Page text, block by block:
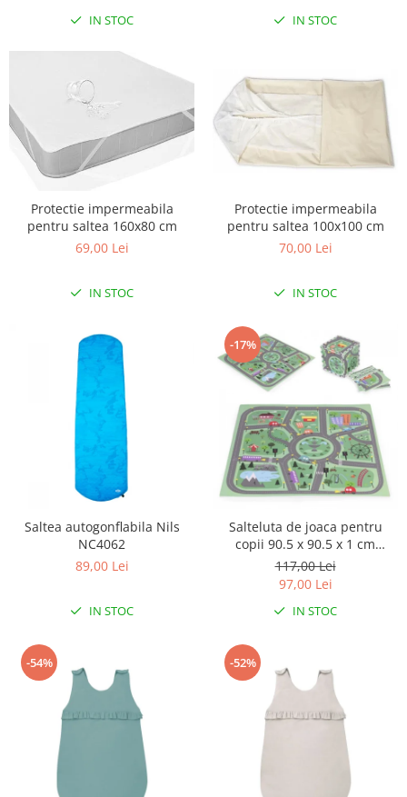
IN STOC IN STOC
Protectie impermeabila
pentru saltea 160x80 cm
69,00 Lei
IN STOC
Protectie impermeabila
pentru saltea 100x100 cm
70,00 Lei
IN STOC
Saltea autogonflabila Nils
NC4062
89,00 Lei
IN STOC
-17%
Salteluta de joaca pentru
copii 90.5 x 90.5 x 1 cm
ECOEVA021 - Orasel
117,00 Lei
97,00 Lei
IN STOC
-54% -52%